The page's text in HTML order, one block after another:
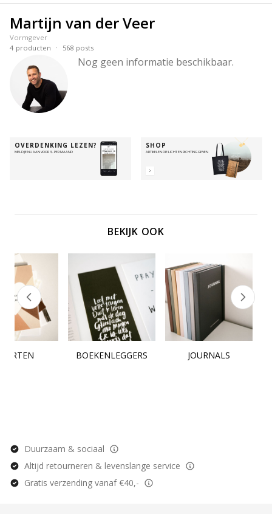
Martijn van der Veer
Vormgever
4 producten · 568 posts
Nog geen informatie beschikbaar.
OVERDENKING LEZEN?
MELD JE NU AAN VOOR 3,- PER MAAND
SHOP
ARTIKELEN DIE LICHT EN RICHTING GEVEN
BEKIJK OOK
BOEKENLEGGERS JOURNALS
Duurzaam & sociaal
Altijd retourneren & levenslange service
Gratis verzending vanaf €40,-